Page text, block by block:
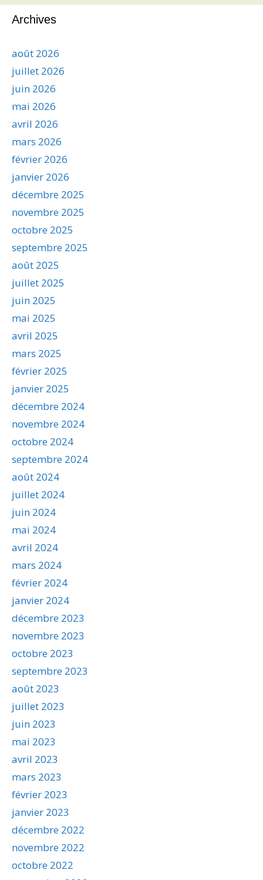
Archives
août 2026
juillet 2026
juin 2026
mai 2026
avril 2026
mars 2026
février 2026
janvier 2026
décembre 2025
novembre 2025
octobre 2025
septembre 2025
août 2025
juillet 2025
juin 2025
mai 2025
avril 2025
mars 2025
février 2025
janvier 2025
décembre 2024
novembre 2024
octobre 2024
septembre 2024
août 2024
juillet 2024
juin 2024
mai 2024
avril 2024
mars 2024
février 2024
janvier 2024
décembre 2023
novembre 2023
octobre 2023
septembre 2023
août 2023
juillet 2023
juin 2023
mai 2023
avril 2023
mars 2023
février 2023
janvier 2023
décembre 2022
novembre 2022
octobre 2022